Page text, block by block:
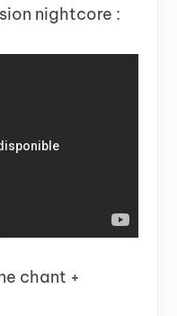
nightcore :
chant +